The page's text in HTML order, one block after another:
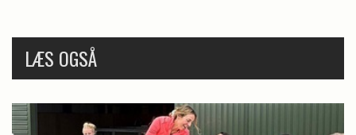
LÆS OGSÅ